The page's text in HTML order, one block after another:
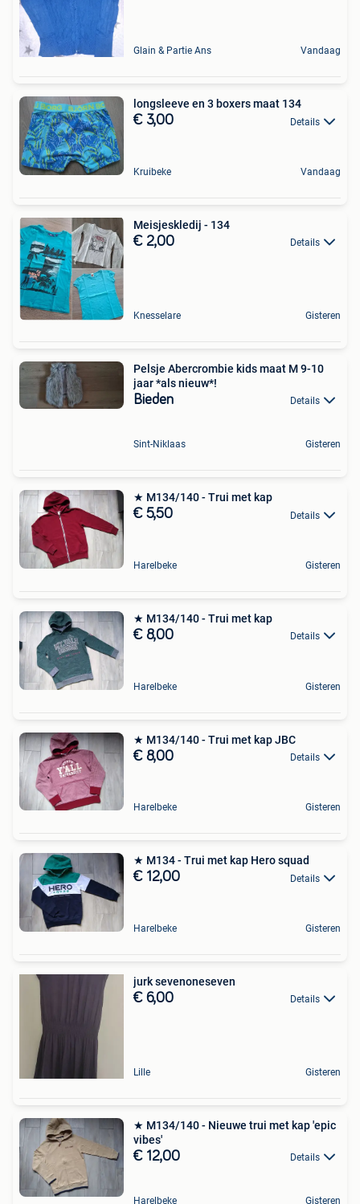
Glain & Partie Ans Vandaag
longsleeve en 3 boxers maat 134
€ 3,00 Details
Kruibeke Vandaag
Meisjeskledij - 134
€ 2,00 Details
Knesselare Gisteren
Pelsje Abercrombie kids maat M 9-10
jaar *als nieuw*!
Bieden Details
Sint-Niklaas Gisteren
★ M134/140 - Trui met kap
€ 5,50 Details
Harelbeke Gisteren
★ M134/140 - Trui met kap
€ 8,00 Details
Harelbeke Gisteren
★ M134/140 - Trui met kap JBC
€ 8,00 Details
Harelbeke Gisteren
★ M134 - Trui met kap Hero squad
€ 12,00 Details
Harelbeke Gisteren
jurk sevenoneseven
€ 6,00 Details
Lille Gisteren
★ M134/140 - Nieuwe trui met kap 'epic
vibes'
€ 12,00 Details
Harelbeke Gisteren